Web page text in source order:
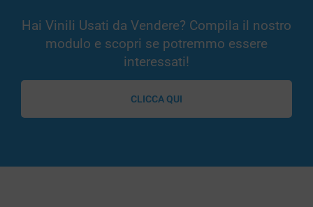
Hai Vinili Usati da Vendere? Compila il nostro
modulo e scopri se potremmo essere
interessati!
CLICCA QUI